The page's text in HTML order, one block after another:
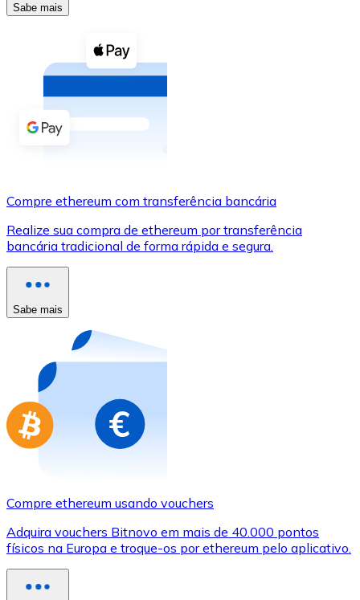
Ver tudo
Cupons cripto
Compre criptomoedas com dinheiro e outros
Comprar com dinheiro
Transferência SEPA
Use cartões Visa e Mastercard para comprar
Comprar com cartão
Compre cartões-presente das suas marcas favoritas
Ir para a loja de cartões-presente
Sabe mais
Compre ethereum com transferência bancária
Realize sua compra de ethereum por transferência
bancária tradicional de forma rápida e segura.
Sabe mais
Compre ethereum usando vouchers
Adquira vouchers Bitnovo em mais de 40.000 pontos
físicos na Europa e troque-os por ethereum pelo aplicativo.